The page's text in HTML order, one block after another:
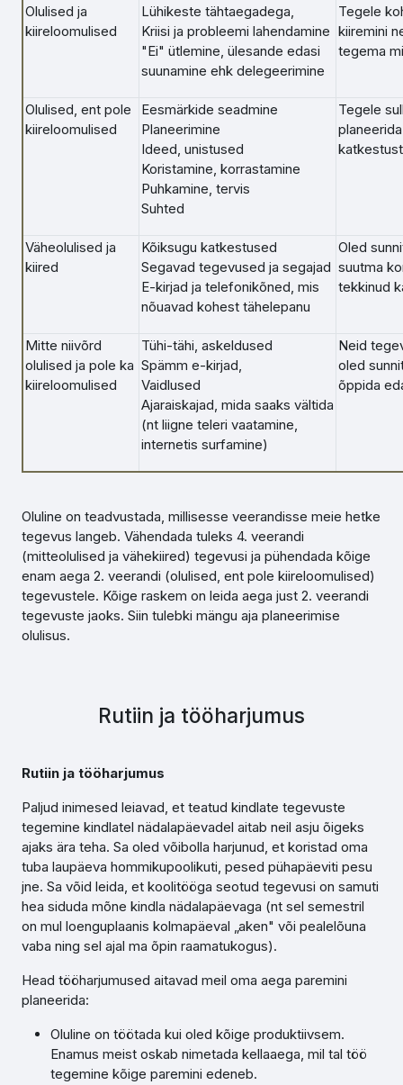
Olulised ja
kiireloomulised
Lühikeste tähtaegadega,
Kriisi ja probleemi lahendamine
"Ei" ütlemine, ülesande edasi
suunamine ehk delegeerimine
Tegele
kiiremini
tegema
Olulised, ent pole
kiireloomulised
Eesmärkide seadmine
Planeerimine
Ideed, unistused
Koristamine, korrastamine
Puhkamine, tervis
Suhted
Tegele
Väheolulised ja
kiired
Kõiksugu katkestused
Segavad tegevused ja segajad
E-kirjad ja telefonikõned, mis
nõuavad kohest tähelepanu
Oled
suutma
tekkinud
Mitte niivõrd
olulised ja pole ka
kiireloomulised
Tühi-tähi, askeldused
Spämm e-kirjad,
Vaidlused
Ajaraiskajad, mida saaks vältida
(nt liigne teleri vaatamine,
internetis surfamine)
Neid
oled
õppida
Oluline on teadvustada, millisesse veerandisse meie hetke
tegevus langeb. Vähendada tuleks 4. veerandi
(mitteolulised ja vähekiired) tegevusi ja pühendada kõige
enam aega 2. veerandi (olulised, ent pole kiireloomulised)
tegevustele. Kõige raskem on leida aega just 2. veerandi
tegevuste jaoks. Siin tulebki mängu aja planeerimise
olulisus.
Rutiin ja tööharjumus
Rutiin ja tööharjumus
Paljud inimesed leiavad, et teatud kindlate tegevuste
tegemine kindlatel nädalapäevadel aitab neil asju õigeks
ajaks ära teha. Sa oled võibolla harjunud, et koristad oma
tuba laupäeva hommikupoolikuti, pesed pühapäeviti pesu
jne. Sa võid leida, et koolitööga seotud tegevusi on samuti
hea siduda mõne kindla nädalapäevaga (nt sel semestril
on mul loenguplaanis kolmapäeval „aken" või pealelõuna
vaba ning sel ajal ma õpin raamatukogus).
Head tööharjumused aitavad meil oma aega paremini
planeerida:
Oluline on töötada kui oled kõige produktiivsem.
Enamus meist oskab nimetada kellaaega, mil tal töö
tegemine kõige paremini edeneb.